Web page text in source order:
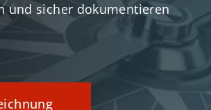
und sicher dokumentieren